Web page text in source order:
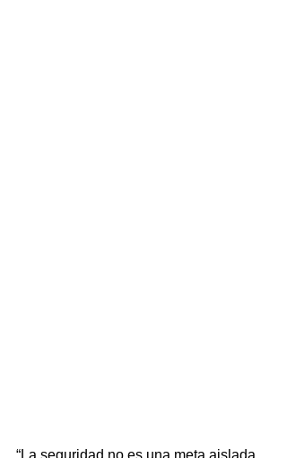
“La seguridad no es una meta aislada,